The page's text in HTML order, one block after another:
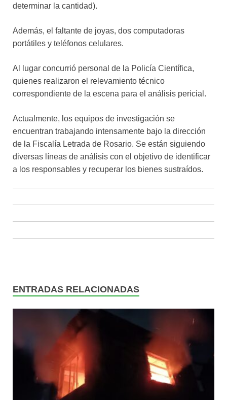
determinar la cantidad).
Además, el faltante de joyas, dos computadoras
portátiles y teléfonos celulares.
Al lugar concurrió personal de la Policía Científica,
quienes realizaron el relevamiento técnico
correspondiente de la escena para el análisis pericial.
Actualmente, los equipos de investigación se
encuentran trabajando intensamente bajo la dirección
de la Fiscalía Letrada de Rosario. Se están siguiendo
diversas líneas de análisis con el objetivo de identificar
a los responsables y recuperar los bienes sustraídos.
ENTRADAS RELACIONADAS